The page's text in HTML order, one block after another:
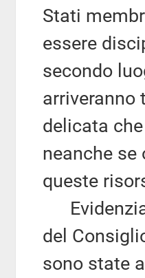
Stati
essere
secondo
arriveranno
delicata
neanche se
queste
Evidenzia
del
sono state